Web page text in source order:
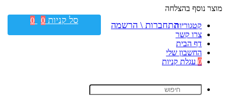
מוצר נוסף בהצלחה
קטגוריות
צרו קשר
דף הבית
החשבון שלי
0 עגלת קניות
התחברות \ הרשמה סל קניות 0
0